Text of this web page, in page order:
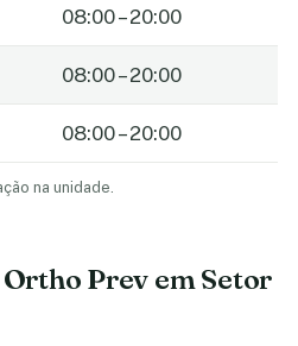
08:00 – 20:00
08:00 – 20:00
08:00 – 20:00
na unidade.
Prev em Setor